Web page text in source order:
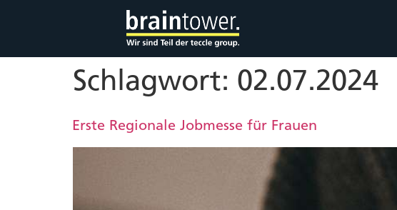
Schlagwort: 02.07.2024
Erste Regionale Jobmesse für Frauen